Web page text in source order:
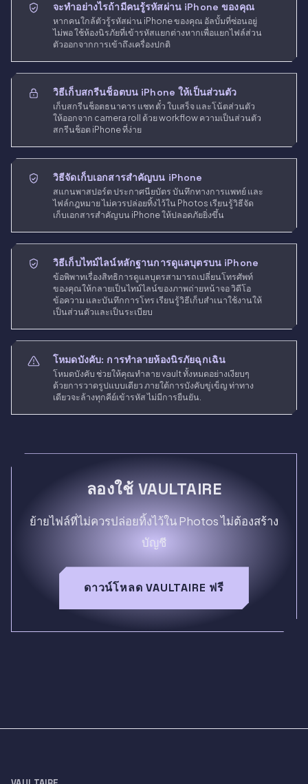
จะทำอย่างไรถ้ามีคนรู้รหัสผ่าน iPhone ของคุณ
หากคนใกล้ตัวรู้รหัสผ่าน iPhone ของคุณ อัลบั้มที่ซ่อนอยู่
ไม่พอ ใช้ห้องนิรภัยที่เข้ารหัสแยกต่างหากเพื่อแยกไฟล์ส่วน
ตัวออกจากการเข้าถึงเครื่องปกติ
วิธีเก็บสกรีนช็อตบน iPhone ให้เป็นส่วนตัว
เก็บสกรีนช็อตธนาคาร แชท ตั๋ว ใบเสร็จ และโน้ตส่วนตัว
ให้ออกจาก camera roll ด้วย workflow ความเป็นส่วนตัว
สกรีนช็อต iPhone ที่ง่าย
วิธีจัดเก็บเอกสารสำคัญบน iPhone
สแกนพาสปอร์ต ประกาศนียบัตร บันทึกทางการแพทย์ และ
ไฟล์กฎหมาย ไม่ควรปล่อยทิ้งไว้ใน Photos เรียนรู้วิธีจัด
เก็บเอกสารสำคัญบน iPhone ให้ปลอดภัยยิ่งขึ้น
วิธีเก็บไทม์ไลน์หลักฐานการดูแลบุตรบน iPhone
ข้อพิพาทเรื่องสิทธิการดูแลบุตรสามารถเปลี่ยนโทรศัพท์
ของคุณให้กลายเป็นไทม์ไลน์ของภาพถ่ายหน้าจอ วิดีโอ
ข้อความ และบันทึกการโทร เรียนรู้วิธีเก็บสำเนาใช้งานให้
เป็นส่วนตัวและเป็นระเบียบ
โหมดบังคับ: การทำลายห้องนิรภัยฉุกเฉิน
โหมดบังคับ ช่วยให้คุณทำลาย vault ทั้งหมดอย่างเงียบๆ
ด้วยการวาดรูปแบบเดียว ภายใต้การบังคับขู่เข็ญ ท่าทาง
เดียวจะล้างทุกคีย์เข้ารหัส ไม่มีการยืนยัน.
ลองใช้ VAULTAIRE
ย้ายไฟล์ที่ไม่ควรปล่อยทิ้งไว้ใน Photos ไม่ต้องสร้าง
บัญชี
ดาวน์โหลด VAULTAIRE ฟรี